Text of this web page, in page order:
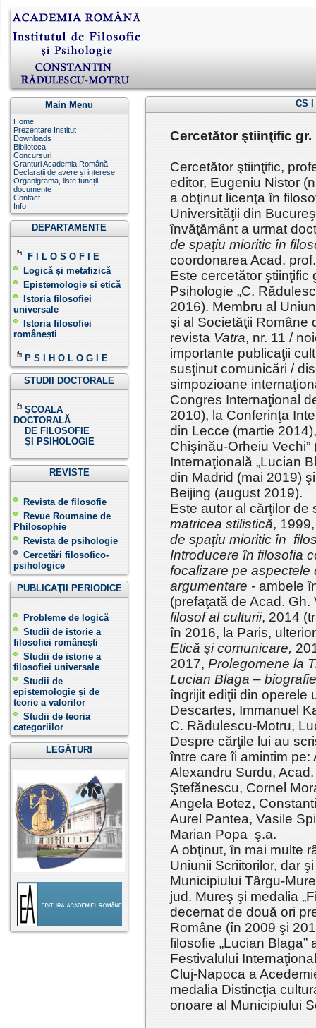
Main Menu
Home
Prezentare Institut
Downloads
Biblioteca
Concursuri
Granturi Academia Română
Declarații de avere și interese
Organigrama, liste funcții,
documente
Contact
Info
DEPARTAMENTE
F I L O S O F I E
Logică și metafizică
Epistemologie și etică
Istoria filosofiei
universale
Istoria filosofiei
românești
P S I H O L O G I E
STUDII DOCTORALE
ȘCOALA
DOCTORALĂ
DE FILOSOFIE
ȘI PSIHOLOGIE
REVISTE
Revista de filosofie
Revue Roumaine de
Philosophie
Revista de psihologie
Cercetări filosofico-
psihologice
PUBLICAŢII PERIODICE
Probleme de logică
Studii de istorie a
filosofiei românești
Studii de istorie a
filosofiei universale
Studii de
epistemologie și de
teorie a valorilor
Studii de teoria
categoriilor
LEGĂTURI
CS
Cercetător ştiinţific gr.
Cercetător ştiinţific,
editor, Eugeniu Nistor
a obţinut licenţa în
Universităţii din
învăţământ a urmat
de spaţiu mioritic în
coordonarea Acad.
Este cercetător ştiinţific
Psihologie „C.
2016). Membru al
şi al Societăţii Române
revista Vatra, nr. 11 /
importante publicaţii
susţinut comunicări /
simpozioane
Congres Internaţional
2010), la Conferinţa
din Lecce (martie
Chişinău-Orheiu
Internaţională „Lucian
din Madrid (mai 2019)
Beijing (august
Este autor al cărţilor de
matricea stilistică, 1999,
de spaţiu mioritic în
Introducere în filosofia
focalizare pe aspectele
argumentare - ambele
(prefaţată de Acad.
filosof al culturii, 2014
în 2016, la Paris,
Etică şi comunicare,
2017, Prolegomene la
Lucian Blaga –
îngrijit ediţii din operele
Descartes, Immanuel
C. Rădulescu-Motru,
Despre cărţile lui au
între care îi amintim pe:
Alexandru Surdu,
Ştefănescu, Cornel
Angela Botez,
Aurel Pantea, Vasile
Marian Popa ş.a.
A obţinut, în mai multe
Uniunii Scriitorilor, dar
Municipiului Târgu-
jud. Mureş şi medalia
decernat de două ori
Române (în 2009 şi
filosofie „Lucian
Festivalului
Cluj-Napoca a
medalia Distincţia
onoare al Municipiului